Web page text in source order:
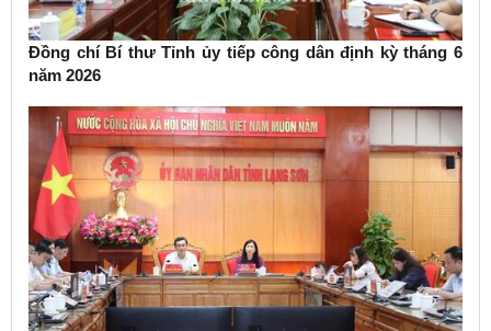
Đồng chí Bí thư Tỉnh ủy tiếp công dân định kỳ tháng 6
năm 2026